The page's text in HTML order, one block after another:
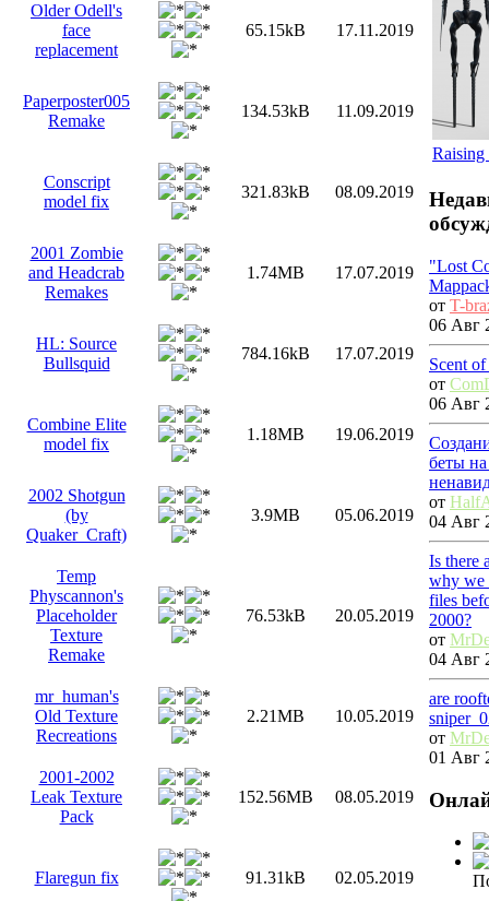
Older Odell's
face
replacement
65.15kB 17.11.2019
Paperposter005
Remake
134.53kB 11.09.2019
Conscript
model fix
321.83kB 08.09.2019
2001 Zombie
and Headcrab
Remakes
1.74MB 17.07.2019
HL: Source
Bullsquid
784.16kB 17.07.2019
Combine Elite
model fix
1.18MB 19.06.2019
2002 Shotgun
(by
Quaker_Craft)
3.9MB 05.06.2019
Temp
Physcannon's
Placeholder
Texture
Remake
76.53kB 20.05.2019
mr_human's
Old Texture
Recreations
2.21MB 10.05.2019
2001-2002
Leak Texture
Pack
152.56MB 08.05.2019
Flaregun fix 91.31kB 02.05.2019
Raising
"Lost
от T-
06 Авг
Scent
от
06 Авг
беты на
от
04 Авг
Is there
why we
files
2000?
от
04 Авг
are
от
01 Авг